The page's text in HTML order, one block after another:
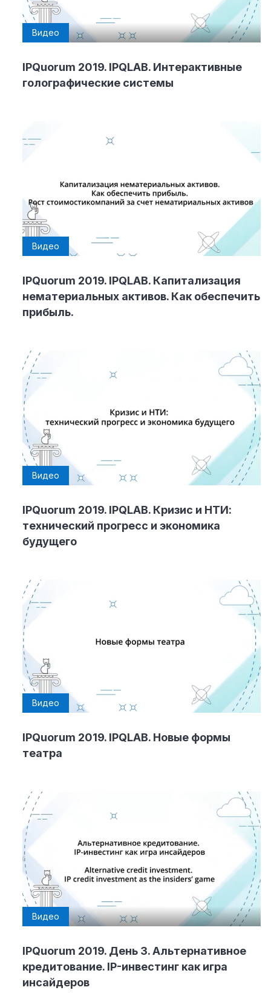
Видео
IPQuorum 2019. IPQLAB. Интерактивные
голографические системы
Видео
IPQuorum 2019. IPQLAB. Капитализация
нематериальных активов. Как обеспечить
прибыль.
Видео
IPQuorum 2019. IPQLAB. Кризис и НТИ:
технический прогресс и экономика
будущего
Видео
IPQuorum 2019. IPQLAB. Новые формы
театра
Видео
IPQuorum 2019. День 3. Альтернативное
кредитование. IP-инвестинг как игра
инсайдеров